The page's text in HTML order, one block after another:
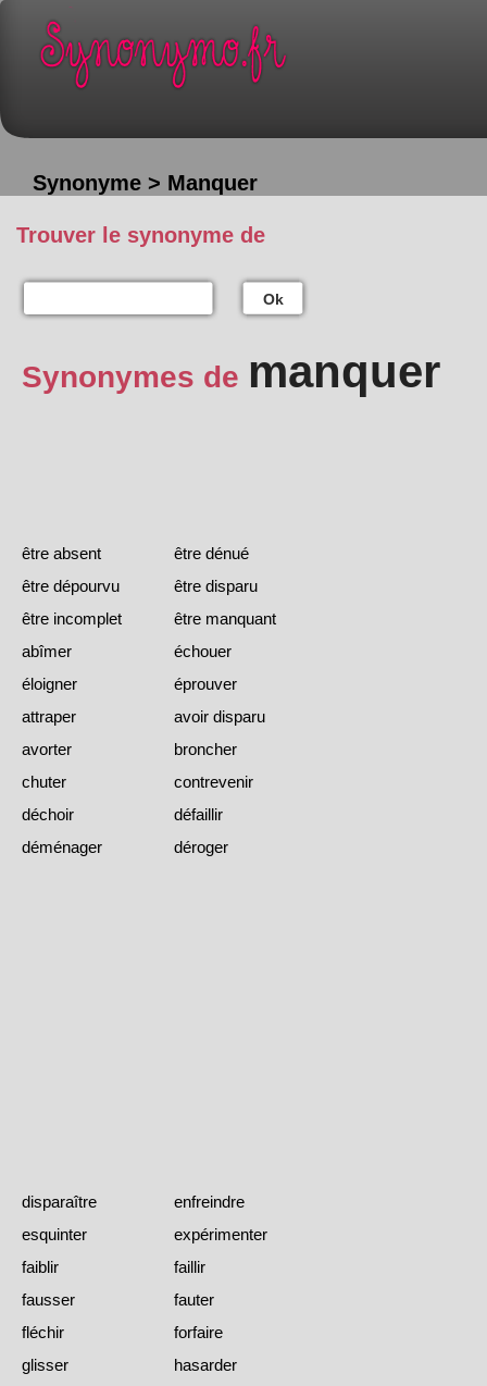
Synonyme > Manquer
Trouver le synonyme de
Ok
Synonymes de manquer
être absent
être dénué
être dépourvu
être disparu
être incomplet
être manquant
abîmer
échouer
éloigner
éprouver
attraper
avoir disparu
avorter
broncher
chuter
contrevenir
déchoir
défaillir
déménager
déroger
disparaître
enfreindre
esquinter
expérimenter
faiblir
faillir
fausser
fauter
fléchir
forfaire
glisser
hasarder